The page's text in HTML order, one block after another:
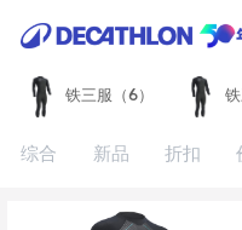
铁三服（6）
综合 新品 折扣